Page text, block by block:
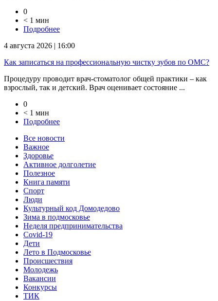
0
< 1 мин
Подробнее
4 августа 2026 | 16:00
Как записаться на профессиональную чистку зубов по ОМС?
Процедуру проводит врач-стоматолог общей практики – как
взрослый, так и детский. Врач оценивает состояние ...
0
< 1 мин
Подробнее
Все новости
Важное
Здоровье
Активное долголетие
Полезное
Книга памяти
Спорт
Люди
Культурный код Домодедово
Зима в подмосковье
Неделя предпринимательства
Covid-19
Дети
Лето в Подмосковье
Происшествия
Молодежь
Вакансии
Конкурсы
ТИК